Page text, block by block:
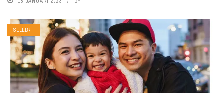
SELEBRITI